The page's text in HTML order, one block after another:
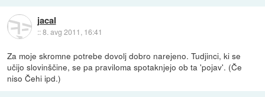
jacal
::8. avg 2011, 16:41
Za moje skromne potrebe dovolj dobro narejeno. Tudjinci, ki se
učijo slovinščine, se pa praviloma spotaknjejo ob ta 'pojav'. (Če
niso Čehi ipd.)